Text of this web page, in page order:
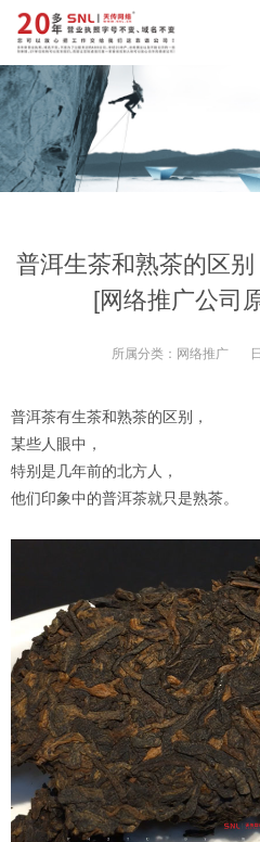
普洱生茶和熟茶的区
[网络推广公司
所属分类： 网络推广
普洱茶有生茶和熟茶的区别，
某些人眼中，
特别是几年前的北方人，
他们印象中的普洱茶就只是熟茶。